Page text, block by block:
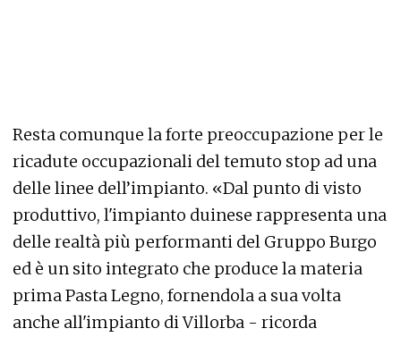
Resta comunque la forte preoccupazione per le
ricadute occupazionali del temuto stop ad una
delle linee dell’impianto. «Dal punto di visto
produttivo, l'impianto duinese rappresenta una
delle realtà più performanti del Gruppo Burgo
ed è un sito integrato che produce la materia
prima Pasta Legno, fornendola a sua volta
anche all'impianto di Villorba - ricorda